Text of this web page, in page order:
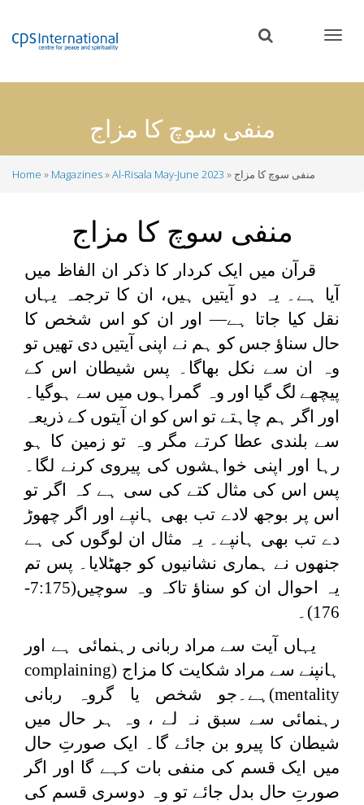
content
منفی سوچ کا مزاج
Home Magazines Al-Risala May-June 2023 منفی سوچ کا مزاج
منفی سوچ کا مزاج
قرآن میں ایک کردار کا ذکر ان الفاظ میں
آیا ہے۔ یہ دو آیتیں ہیں، ان کا ترجمہ یہاں
نقل کیا جاتا ہے— اور ان کو اس شخص کا
حال سناؤ جس کو ہم نے اپنی آیتیں دی تھیں تو
وہ ان سے نکل بھاگا۔ پس شیطان اس کے
پیچھے لگ گیا اور وہ گمراہوں میں سے ہوگیا۔
اور اگر ہم چاہتے تو اس کو ان آیتوں کے ذریعہ
سے بلندی عطا کرتے مگر وہ تو زمین کا ہو
رہا اور اپنی خواہشوں کی پیروی کرنے لگا۔
پس اس کی مثال کتے کی سی ہے کہ اگر تو
اس پر بوجھ لادے تب بھی ہانپے اور اگر چھوڑ
دے تب بھی ہانپے۔ یہ مثال ان لوگوں کی ہے
جنھوں نے ہماری نشانیوں کو جھٹلایا۔ پس تم
یہ احوال ان کو سناؤ تاکہ وہ سوچیں(7:175-
176)۔
یہاں آیت سے مراد ربانی رہنمائی ہے اور
ہانپنے سے مراد شکایت کا مزاج (complaining
mentality)ہے۔جو شخص یا گروہ ربانی
رہنمائی سے سبق نہ لے ، وہ ہر حال میں
شیطان کا پیرو بن جائے گا۔ ایک صورتِ حال
میں ایک قسم کی منفی بات کہے گا اور اگر
صورتِ حال بدل جائے تو وہ دوسری قسم کی